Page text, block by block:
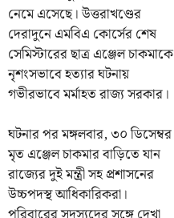
নেমে এসেছে। উত্তরাখণ্ডের
দেরাদুনে এমবিএ কোর্সের শেষ
সেমিস্টারের ছাত্র এঞ্জেল চাকমাকে
নৃশংসভাবে হত্যার ঘটনায়
গভীরভাবে মর্মাহত রাজ্য সরকার।
ঘটনার পর মঙ্গলবার, ৩০ ডিসেম্বর
মৃত এঞ্জেল চাকমার বাড়িতে যান
রাজ্যের দুই মন্ত্রী সহ প্রশাসনের
উচ্চপদস্থ আধিকারিকরা।